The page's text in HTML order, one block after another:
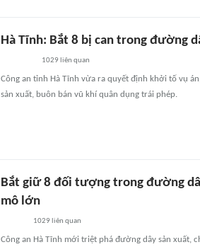
Hà Tĩnh: Bắt 8 bị can trong đường
1029 liên quan
Công an tỉnh Hà Tĩnh vừa ra quyết định khởi tố vụ
sản xuất, buôn bán vũ khí quân dụng trái phép.
Bắt giữ 8 đối tượng trong đường
mô lớn
1029 liên quan
Công an Hà Tĩnh mới triệt phá đường dây sản xuất,